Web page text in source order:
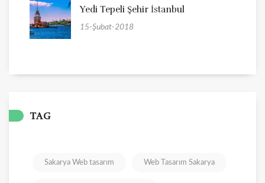
Yedi Tepeli Şehir İstanbul
15-Şubat-2018
TAG
Sakarya Web tasarım Web Tasarım Sakarya